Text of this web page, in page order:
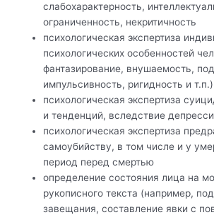
слабохарактерность,
ограниченность, некритичность
психологическая экспертиза
психологических особенностей
фантазирование, внушаемость,
импульсивность, ригидность и т.п.)
психологическая экспертиза
и тенденций, вследствие
психологическая экспертиза
самоубийству, в том числе и у
период перед смертью
определение состояния лица на
рукописного текста (например,
завещания, составление явки с